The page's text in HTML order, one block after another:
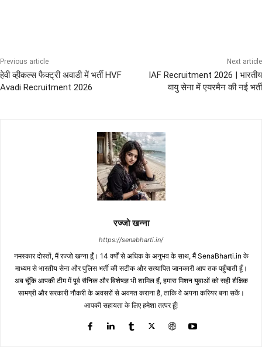
Previous article
हेवी व्हीकल्स फैक्ट्री अवाडी में भर्ती HVF
Avadi Recruitment 2026
Next article
IAF Recruitment 2026 | भारतीय
वायु सेना में एयरमैन की नई भर्ती
रज्जो खन्ना
https://senabharti.in/
नमस्कार दोस्तों, मैं रज्जो खन्ना हूँ। 14 वर्षों से अधिक के अनुभव के साथ, मैं SenaBharti.in के
माध्यम से भारतीय सेना और पुलिस भर्ती की सटीक और सत्यापित जानकारी आप तक पहुँचाती हूँ।
अब चूँकि आपकी टीम में पूर्व सैनिक और विशेषज्ञ भी शामिल हैं, हमारा मिशन युवाओं को सही शैक्षिक
सामग्री और सरकारी नौकरी के अवसरों से अवगत कराना है, ताकि वे अपना करियर बना सकें।
आपकी सहायता के लिए हमेशा तत्पर हूँ!